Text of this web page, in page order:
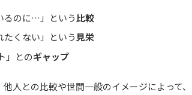
るのに…」という比較
たくない」という見栄
」とのギャップ
人との比較や世間一般のイメージによって、